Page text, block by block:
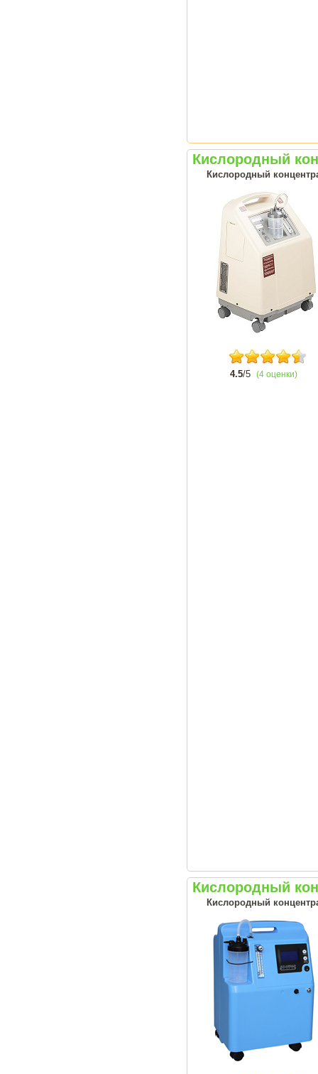
Кислородный
Кислородный
4.5/5 (4 оценки)
Кислородный
Кислородный